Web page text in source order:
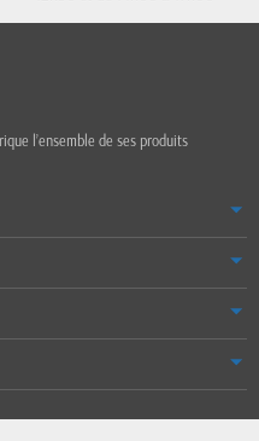
l’ensemble de ses produits